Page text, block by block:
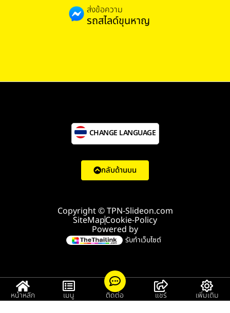
ส่งข้อความ
รถสไลด์ขุนหาญ
Copyright © TPN-Slideon.com
SiteMapCookie-Policy
Powered by
รับทำเว็บไซต์
CHANGE LANGUAGE
กลับด้านบน
หน้าหลัก เมนู ติดต่อ แชร์ เพิ่มเติม